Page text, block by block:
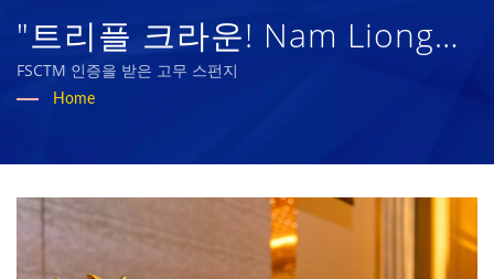
"트리플 크라운! Nam Liong
Global 1111로부터 '2023 해
이상의 고성능 기술 원단 및 바
이오 고무 스펀지 제조업체 |
Nam Liong
FSCTM 인증을 받은 고무 스펀지
Home